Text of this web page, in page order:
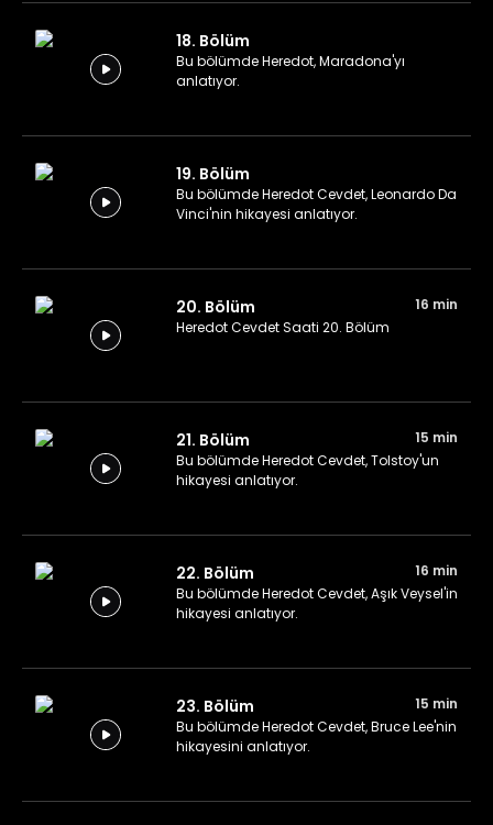
18. Bölüm
Bu bölümde Heredot, Maradona'yı
anlatıyor.
19. Bölüm
Bu bölümde Heredot Cevdet, Leonardo Da
Vinci'nin hikayesi anlatıyor.
20. Bölüm
16 min
Heredot Cevdet Saati 20. Bölüm
21. Bölüm
15 min
Bu bölümde Heredot Cevdet, Tolstoy'un
hikayesi anlatıyor.
22. Bölüm
16 min
Bu bölümde Heredot Cevdet, Aşık Veysel'in
hikayesi anlatıyor.
23. Bölüm
15 min
Bu bölümde Heredot Cevdet, Bruce Lee'nin
hikayesini anlatıyor.